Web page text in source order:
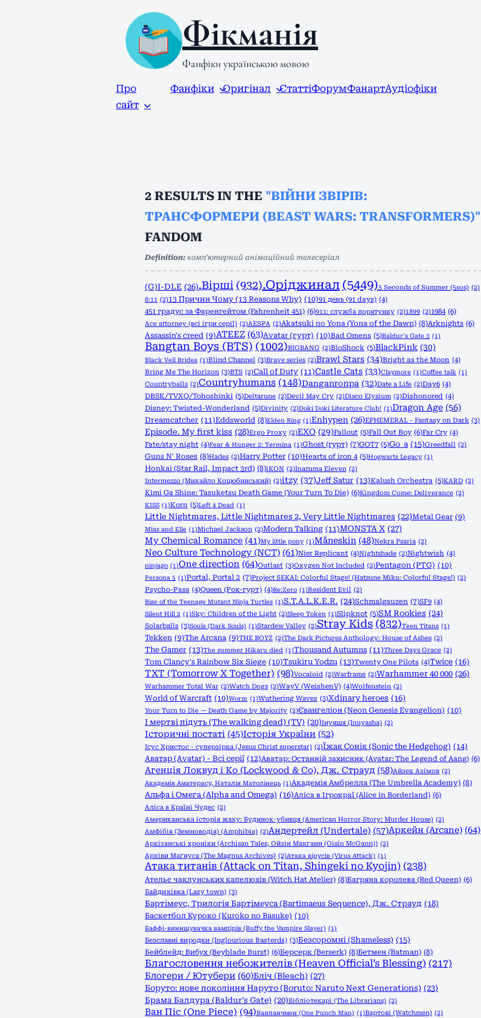
Фікманія
Фанфіки українською мовою
Про
сайт
Фанфіки Оригінал СтаттіФорумФанартАудіофіки
2 RESULTS IN THE "ВІЙНИ ЗВІРІВ:
ТРАНСФОРМЕРИ (BEAST WARS: TRANSFORMERS)"
FANDOM
Definition: комп’ютерний анімаційний телесеріал
(G)I-DLE (26).Вірші (932).Оріджинал (5449)5 Seconds of Summer (5sos) (2)
8:11 (2)13 Причин Чому (13 Reasons Why) (10)91 день (91 days) (4)
451 градус за Фаренгейтом (Fahrenheit 451) (6)911: служба порятунку (2)1899 (2)1984 (6)
Ace attorney (всі ігри серії) (2)AESPA (2)Akatsuki no Yona (Yona of the Dawn) (8)Arknights (6)
Assassin's creed (9)ATEEZ (63)Avatar (гурт) (10)Bad Omens (5)Baldur's Gate 3 (1)
Bangtan Boys (BTS) (1002)BIGBANG (2)BioShock (5)BlackPink (30)
Black Veil Brides (1)Blind Channel (3)Brave series (2)Brawl Stars (34)Bright as the Moon (4)
Bring Me The Horizon (3)BTS (2)Call of Duty (11)Castle Cats (33)Claymore (1)Coffee talk (1)
Countryballs (2)Countryhumans (148)Danganronpa (32)Date a Life (2)Day6 (4)
DBSK/TVXQ/Tohoshinki (5)Deltarune (2)Devil May Cry (2)Disco Elysium (2)Dishonored (4)
Disney: Twisted-Wonderland (5)Divinity (2)Doki Doki Literature Club! (1)Dragon Age (56)
Dreamcatcher (11)Eddsworld (8)Elden Ring (1)Enhypen (26)EPHEMERAL - Fantasy on Dark (3)
Episode. My first kiss (28)Ergo Proxy (2)EXO (29)Fallout (5)Fall Out Boy (6)Far Cry (4)
Fate/stay night (4)Fear & Hunger 2: Termina (1)Ghost (гурт) (7)GOT7 (5)Go_a (15)Greedfall (2)
Guns N' Roses (8)Hades (2)Harry Potter (10)Hearts of iron 4 (5)Hogwarts Legacy (1)
Honkai (Star Rail, Impact 3rd) (8)iKON (2)Inazuma Eleven (2)
Intermezzo (Михайло Коцюбинський) (2)itzy (37)Jeff Satur (13)Kalush Orchestra (5)KARD (2)
Kimi Ga Shine: Tasuketsu Death Game (Your Turn To Die) (6)Kingdom Come: Deliverance (2)
KISS (1)Korn (5)Left 4 Dead (1)
Little Nightmares, Little Nightmares 2, Very Little Nightmares (22)Metal Gear (9)
Mias and Elle (1)Michael Jackson (2)Modern Talking (11)MONSTA X (27)
My Chemical Romance (41)My little pony (1)Måneskin (48)Nekra Psaria (2)
Neo Culture Technology (NCT) (61)Nier Replicant (4)Nightshade (2)Nightwish (4)
ninjago (1)One direction (64)Outlast (3)Oxygen Not Included (2)Pentagon (PTG) (10)
Persona 5 (1)Portal, Portal 2 (7)Project SEKAI: Colorful Stage! (Hatsune Miku: Colorful Stage!) (2)
Psycho-Pass (4)Queen (Рок-гурт) (4)Re:Zero (1)Resident Evil (2)
Rise of the Teenage Mutant Ninja Turtles (1)S.T.A.L.K.E.R. (24)Schmalgauzen (7)SF9 (4)
Silent Hill 2 (1)Sky: Children of the Light (2)Sleep Token (1)Slipknot (5)SM Rookies (24)
Solarballs (3)Souls (Dark Souls) (1)Stardew Valley (2)Stray Kids (832)Teen Titans (1)
Tekken (9)The Arcana (9)THE BOYZ (2)The Dark Pictures Anthology: House of Ashes (2)
The Gamer (13)The summer Hikaru died (1)Thousand Autumns (11)Three Days Grace (2)
Tom Clancy's Rainbow Six Siege (10)Tsukiru Yodzu (13)Twenty One Pilots (4)Twice (16)
TXT (Tomorrow X Together) (98)Vocaloid (2)Warframe (2)Warhammer 40 000 (26)
Warhammer Total War (2)Watch Dogs (2)WayV (WeishenV) (4)Wolfenstein (2)
World of Warcraft (10)Worm (1)Wuthering Waves (3)Xdinary heroes (16)
Your Turn to Die — Death Game by Majority (2)Євангеліон (Neon Genesis Evangelion) (10)
І мертві підуть (The walking dead) (TV) (20)Інуяшя (Inuyasha) (2)
Історичні постаті (45)Історія України (52)
Ісус Христос - суперзірка (Jesus Christ superstar) (2)Їжак Сонік (Sonic the Hedgehog) (14)
Аватар (Avatar) - Всі серії (12)Аватар: Останній захисник (Avatar: The Legend of Aang) (6)
Агенція Локвуд і Кo (Lockwood & Co), Дж. Страуд (58)Айзек Азімов (2)
Академія Аматерасу, Наталія Матолінець (1)Академія Амбрелла (The Umbrella Academy) (8)
Альфа і Омега (Alpha and Omega) (16)Аліса в Ігрокраї (Alice in Borderland) (6)
Аліса в Країні Чудес (2)
Американська історія жаху: Будинок-убивця (American Horror Story: Murder House) (2)
Амфібія (Земноводія) (Amphibia) (2)Андертейл (Undertale) (57)Аркейн (Arcane) (64)
Аркізанські хроніки (Archisan Tales, Ойзін Макганн (Oisín McGann)) (2)
Архіви Маґнуса (The Magnus Archives) (2)Атака вірусів (Virus Attack) (1)
Атака титанів (Attack on Titan, Shingeki no Kyojin) (238)
Ательє чаклунських капелюхів (Witch Hat Atelier) (8)Багряна королева (Red Queen) (6)
Байдиківка (Lazy town) (3)
Бартімеус, Трилогія Бартімеуса (Bartimaeus Sequence), Дж. Страуд (18)
Баскетбол Куроко (Kuroko no Basuke) (10)
Баффі-винищувачка вампірів (Buffy the Vampire Slayer) (1)
Безславні виродки (Inglourious Basterds) (3)Безсоромні (Shameless) (15)
Бейблейд: Вибух (Beyblade Burst) (6)Берсерк (Berserk) (8)Бетмен (Batman) (8)
Благословення небожителів (Heaven Official’s Blessing) (217)
Блогери / Ютубери (60)Бліч (Bleach) (27)
Боруто: нове покоління Наруто (Boruto: Naruto Next Generations) (23)
Брама Балдура (Baldur's Gate) (20)Бібліотекарі (The Librarians) (2)
Ван Піс (One Piece) (94)Ванпанчмен (One Punch Man) (1)Вартові (Watchmen) (2)